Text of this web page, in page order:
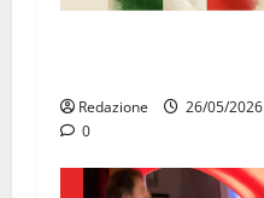
Redazione
26/05/2026
0